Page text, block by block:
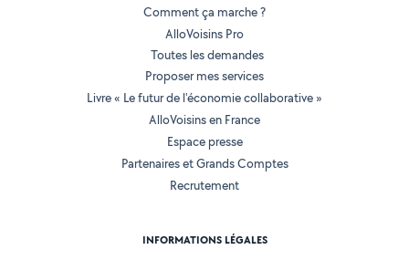
Comment ça marche ?
AlloVoisins Pro
Toutes les demandes
Proposer mes services
Livre « Le futur de l'économie collaborative »
AlloVoisins en France
Espace presse
Partenaires et Grands Comptes
Recrutement
INFORMATIONS LÉGALES